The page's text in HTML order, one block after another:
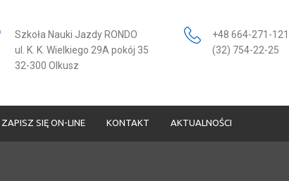
Szkoła Nauki Jazdy RONDO
ul. K. K. Wielkiego 29A pokój 35
32-300 Olkusz
+48 664-271-121
(32) 754-22-25
ZAPISZ SIĘ ON-LINE KONTAKT AKTUALNOŚCI